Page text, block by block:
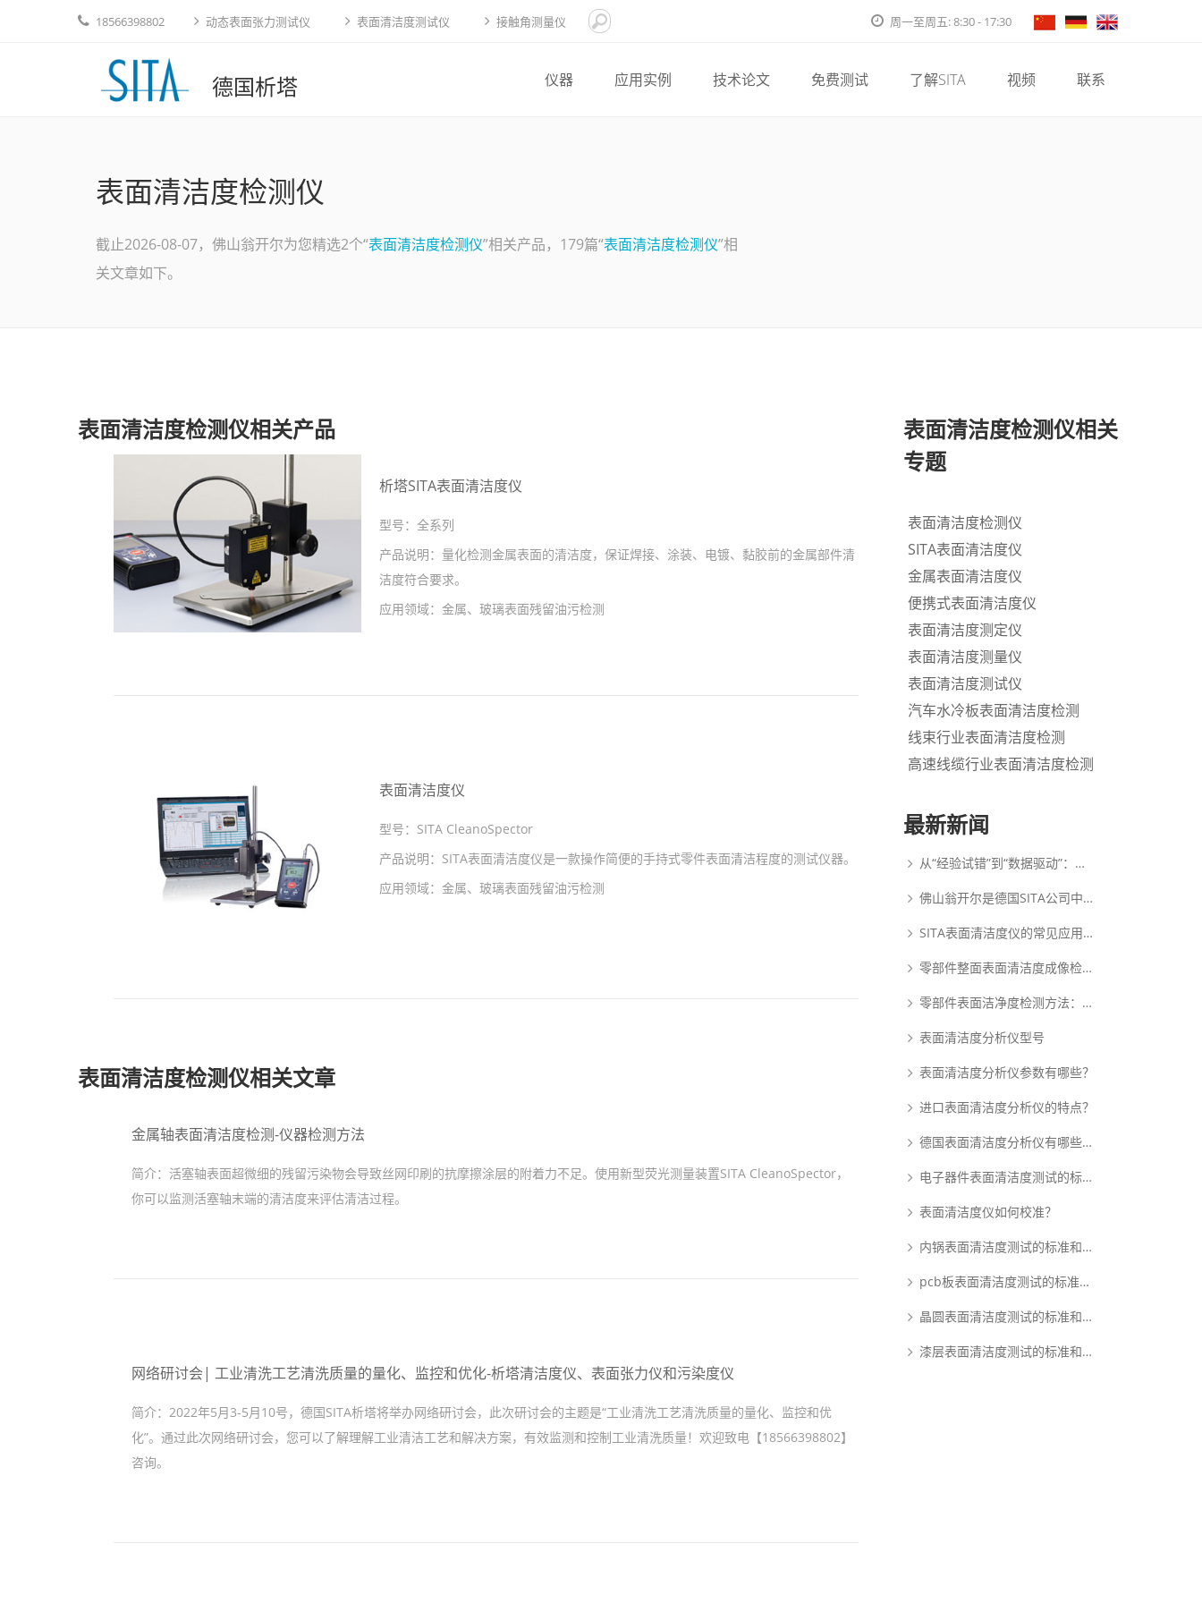
18566398802 动态表面张力测试仪 表面清洁度测试仪 接触角测量仪 周一至周五: 8:30 - 17:30
德国析塔 仪器 应用实例 技术论文 免费测试 了解SITA 视频 联系
表面清洁度检测仪
截止2026-08-07，佛山翁开尔为您精选2个“表面清洁度检测仪”相关产品，179篇“表面清洁度检测仪”相
关文章如下。
表面清洁度检测仪相关产品
析塔SITA表面清洁度仪
型号：全系列
产品说明： 量化检测金属表面的清洁度，保证焊接、涂装、电镀、黏胶前的金属部件清
洁度符合要求。
应用领域：金属、玻璃表面残留油污检测
表面清洁度仪
型号： SITA CleanoSpector
产品说明： SITA表面清洁度仪是一款操作简便的手持式零件表面清洁程度的测试仪器。
应用领域：金属、玻璃表面残留油污检测
表面清洁度检测仪相关文章
金属轴表面清洁度检测-仪器检测方法
简介： 活塞轴表面超微细的残留污染物会导致丝网印刷的抗摩擦涂层的附着力不足。使用新型荧光测量装置SITA CleanoSpector，
你可以监测活塞轴末端的清洁度来评估清洁过程。
网络研讨会| 工业清洗工艺清洗质量的量化、监控和优化-析塔清洁度仪、表面张力仪和污染度仪
简介： 2022年5月3-5月10号，德国SITA析塔将举办网络研讨会，此次研讨会的主题是“工业清洗工艺清洗质量的量化、监控和优
化”。通过此次网络研讨会，您可以了解理解工业清洁工艺和解决方案，有效监测和控制工业清洗质量！欢迎致电【18566398802】
咨询。
表面清洁度检测仪相关
专题
表面清洁度检测仪
SITA表面清洁度仪
金属表面清洁度仪
便携式表面清洁度仪
表面清洁度测定仪
表面清洁度测量仪
表面清洁度测试仪
汽车水冷板表面清洁度检测
线束行业表面清洁度检测
高速线缆行业表面清洁度检测
最新新闻
从“经验试错”到“数据驱动”：动态表面张力如何重塑PDLC涂布工艺逻辑
佛山翁开尔是德国SITA公司中国核心代理商
SITA表面清洁度仪的常见应用范围
零部件整面表面清洁度成像检测系统：析塔SITA FluoVision Qube
零部件表面洁净度检测方法：析塔清洁度检测仪
表面清洁度分析仪型号
表面清洁度分析仪参数有哪些？
进口表面清洁度分析仪的特点？
德国表面清洁度分析仪有哪些优点？
电子器件表面清洁度测试的标准和原理是什么？
表面清洁度仪如何校准？
内锅表面清洁度测试的标准和原理是什么？
pcb板表面清洁度测试的标准和原理是什么？
晶圆表面清洁度测试的标准和原理是什么？
漆层表面清洁度测试的标准和原理是什么？